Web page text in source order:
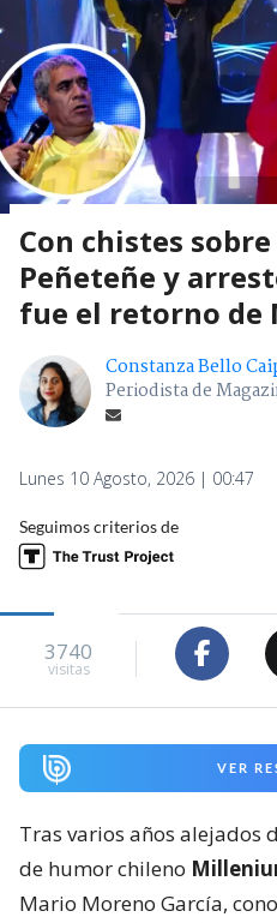
Con chistes
Peñeteñe y
fue el retorno de
Constanza Bello
Periodista de
Lunes 10 Agosto, 2026 | 00:47
Seguimos criterios de
3740
visitas
VER
Tras varios años alejados
de humor chileno
Mario Moreno García,